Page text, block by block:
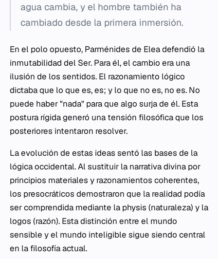
agua cambia, y el hombre también ha
cambiado desde la primera inmersión.
En el polo opuesto, Parménides de Elea defendió la
inmutabilidad del Ser. Para él, el cambio era una
ilusión de los sentidos. El razonamiento lógico
dictaba que lo que es, es; y lo que no es, no es. No
puede haber "nada" para que algo surja de él. Esta
postura rígida generó una tensión filosófica que los
posteriores intentaron resolver.
La evolución de estas ideas sentó las bases de la
lógica occidental. Al sustituir la narrativa divina por
principios materiales y razonamientos coherentes,
los presocráticos demostraron que la realidad podía
ser comprendida mediante la physis (naturaleza) y la
logos (razón). Esta distinción entre el mundo
sensible y el mundo inteligible sigue siendo central
en la filosofía actual.